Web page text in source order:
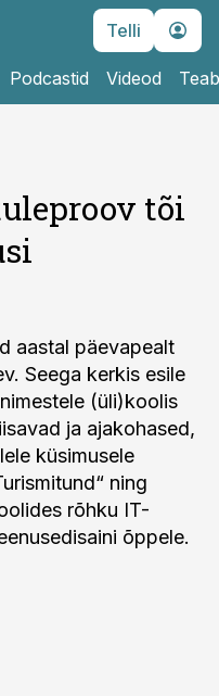
Telli
Podcastid Videod
tõi
aastal päevapealt
Seega kerkis esile
(üli)koolis
ja ajakohased,
küsimusele
ning
rõhku IT-
õppele.